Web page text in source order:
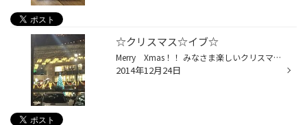
☆クリスマス☆イブ☆
Merry Xmas！！ みなさま楽しいクリスマスをお過ごしですか？？ 昨夜お仕事の帰りにアミュプラザ鹿児島に寄ると 全てがクリスマス一色に見えました。 カップルが多かったです♪（私は一人でしたが…） 大きなツリーも綺麗でしたよ。 街のイルミネーションも綺麗ですね。 家族・友人・恋人と素敵なク...
2014年12月24日